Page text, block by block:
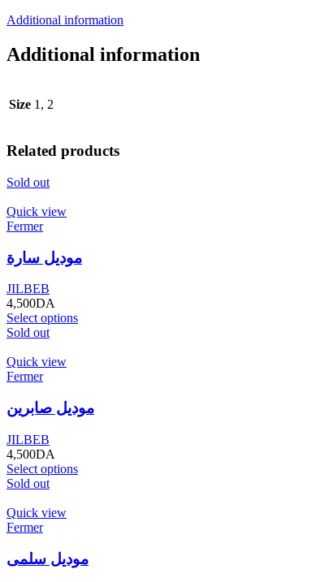
Additional information
Additional information
Size 1, 2
Related products
Sold out
Quick view
Fermer
موديل سارة
JILBEB
4,500DA
Select options
Sold out
Quick view
Fermer
موديل صابرين
JILBEB
4,500DA
Select options
Sold out
Quick view
Fermer
موديل سلمى